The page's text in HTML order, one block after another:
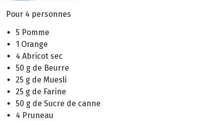
Pour 4 personnes
5 Pomme
1 Orange
4 Abricot sec
50 g de Beurre
25 g de Muesli
25 g de Farine
50 g de Sucre de canne
4 Pruneau